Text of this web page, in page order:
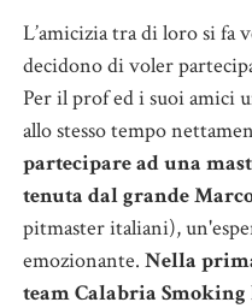
L’amicizia tra di loro si fa
decidono di voler
Per il prof ed i suoi amici
allo stesso tempo
partecipare ad una
tenuta dal grande
pitmaster italiani),
emozionante. Nella
team Calabria Smoking